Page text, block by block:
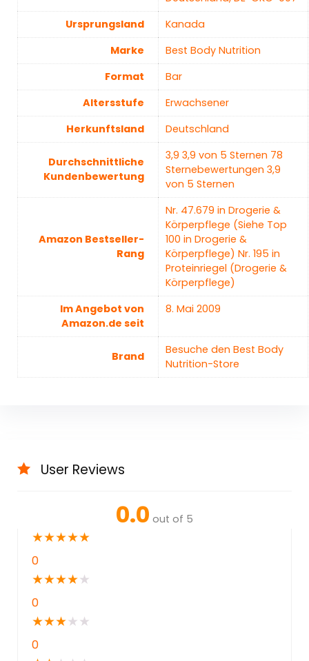
Ursprungsland
‎Kanada
Marke
‎Best Body Nutrition
Format
‎Bar
Altersstufe
‎Erwachsener
Herkunftsland
‎Deutschland
Durchschnittliche
Kundenbewertung
3,9 3,9 von 5 Sternen 78
Sternebewertungen 3,9
von 5 Sternen
Amazon Bestseller-
Rang
Nr. 47.679 in Drogerie &
Körperpflege (Siehe Top
100 in Drogerie &
Körperpflege) Nr. 195 in
Proteinriegel (Drogerie &
Körperpflege)
Im Angebot von
Amazon.de seit
8. Mai 2009
Brand
Besuche den Best Body
Nutrition-Store
User Reviews
0.0 out of 5
★★★★★
0
★★★★★
0
★★★★ ★
0